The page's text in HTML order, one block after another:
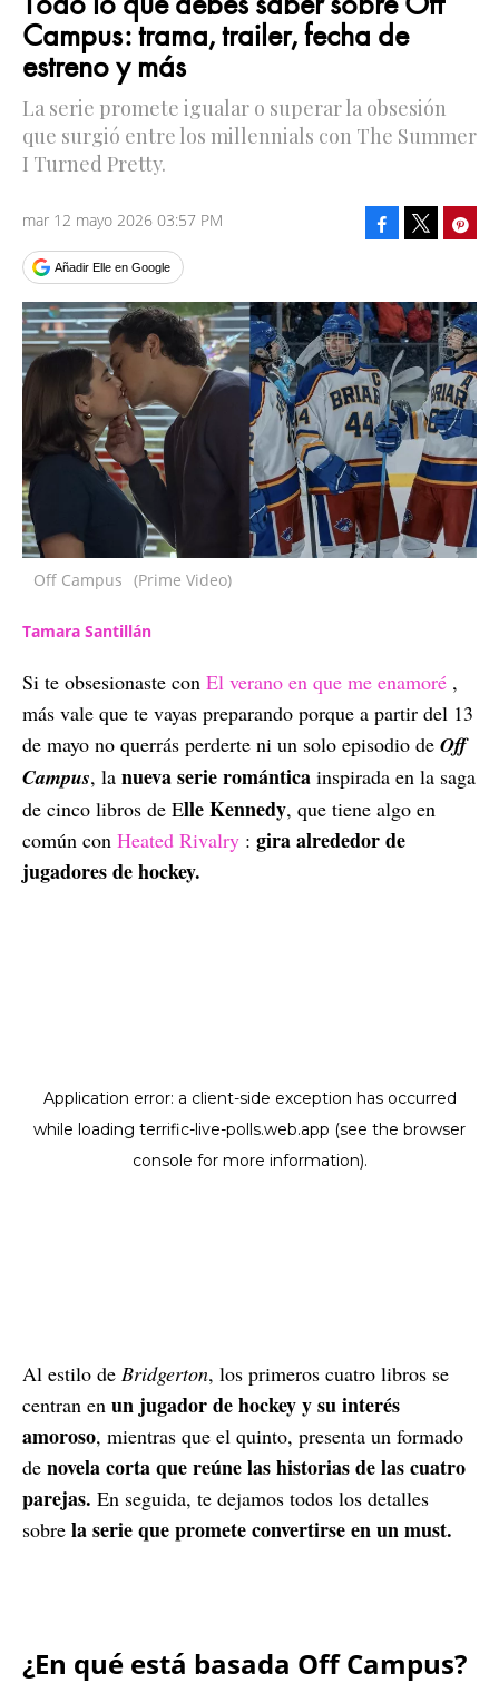
Campus: trama, trailer, fecha de
estreno y más
La serie promete igualar o superar la obsesión
que surgió entre los millennials con The Summer
I Turned Pretty.
mar 12 mayo 2026 03:57 PM
Añadir Elle en Google
Facebook
Off Campus (Prime Video)
Tamara Santillán
Si te obsesionaste con El verano en que me enamoré ,
más vale que te vayas preparando porque a partir del 13
de mayo no querrás perderte ni un solo episodio de Off
Campus, la nueva serie romántica inspirada en la saga
de cinco libros de Elle Kennedy, que tiene algo en
común con Heated Rivalry : gira alrededor de
jugadores de hockey.
Al estilo de Bridgerton, los primeros cuatro libros se
centran en un jugador de hockey y su interés
amoroso, mientras que el quinto, presenta un formado
de novela corta que reúne las historias de las cuatro
parejas. En seguida, te dejamos todos los detalles
sobre la serie que promete convertirse en un must.
¿En qué está basada Off Campus?